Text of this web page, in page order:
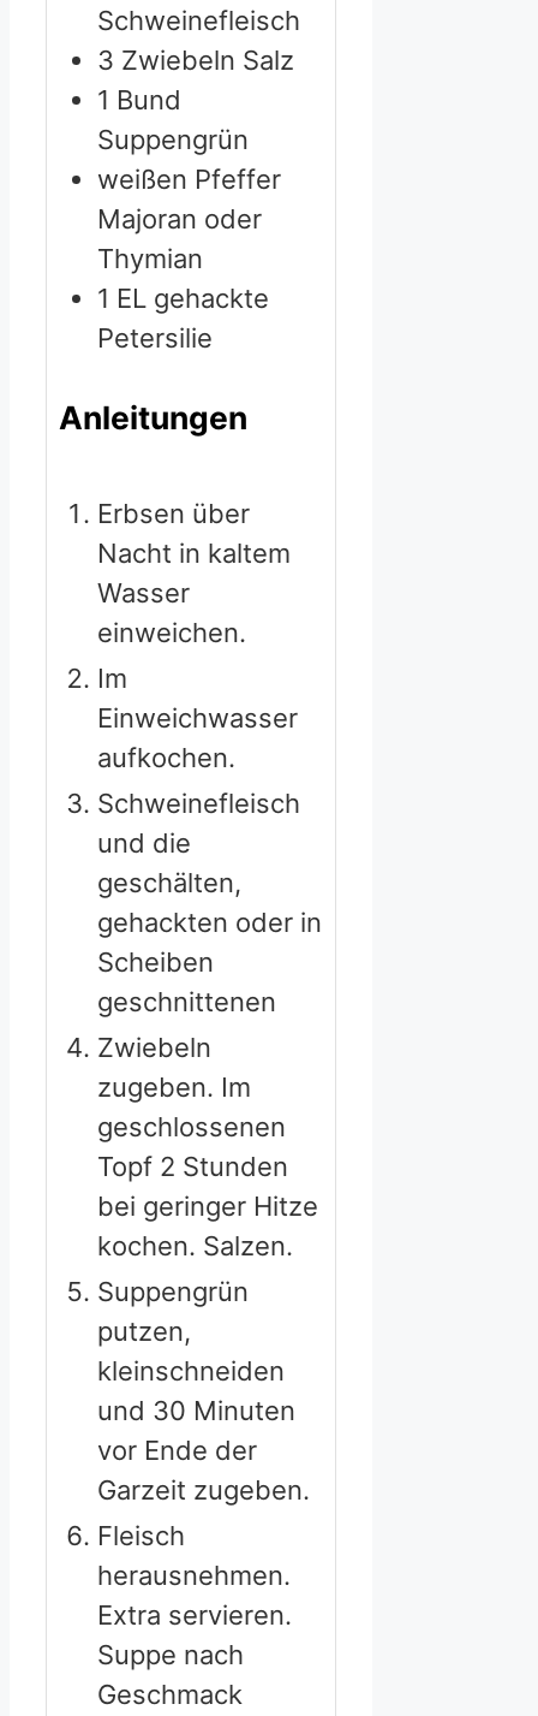
Schweinefleisch
3 Zwiebeln Salz
1 Bund
Suppengrün
weißen Pfeffer
Majoran oder
Thymian
1 EL gehackte
Petersilie
Anleitungen
Erbsen über
Nacht in kaltem
Wasser
einweichen.
Im
Einweichwasser
aufkochen.
Schweinefleisch
und die
geschälten,
gehackten oder in
Scheiben
geschnittenen
Zwiebeln
zugeben. Im
geschlossenen
Topf 2 Stunden
bei geringer Hitze
kochen. Salzen.
Suppengrün
putzen,
kleinschneiden
und 30 Minuten
vor Ende der
Garzeit zugeben.
Fleisch
herausnehmen.
Extra servieren.
Suppe nach
Geschmack